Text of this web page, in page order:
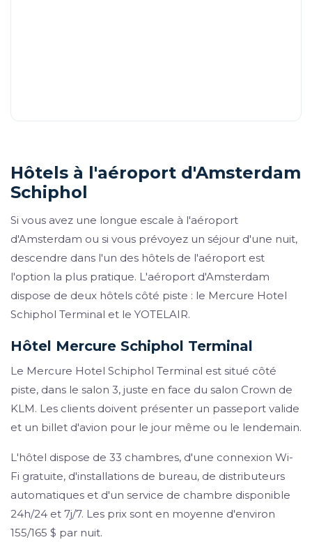
Hôtels à l'aéroport d'Amsterdam
Schiphol
Si vous avez une longue escale à l'aéroport
d'Amsterdam ou si vous prévoyez un séjour d'une nuit,
descendre dans l'un des hôtels de l'aéroport est
l'option la plus pratique. L'aéroport d'Amsterdam
dispose de deux hôtels côté piste : le Mercure Hotel
Schiphol Terminal et le YOTELAIR.
Hôtel Mercure Schiphol Terminal
Le Mercure Hotel Schiphol Terminal est situé côté
piste, dans le salon 3, juste en face du salon Crown de
KLM. Les clients doivent présenter un passeport valide
et un billet d'avion pour le jour même ou le lendemain.
L'hôtel dispose de 33 chambres, d'une connexion Wi-
Fi gratuite, d'installations de bureau, de distributeurs
automatiques et d'un service de chambre disponible
24h/24 et 7j/7. Les prix sont en moyenne d'environ
155/165 $ par nuit.